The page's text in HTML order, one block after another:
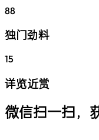
88
独门劲料
15
详览近赏
微信扫一扫，